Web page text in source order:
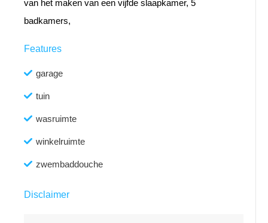
van het maken van een vijfde slaapkamer, 5
badkamers,
Features
garage
tuin
wasruimte
winkelruimte
zwembaddouche
Disclaimer